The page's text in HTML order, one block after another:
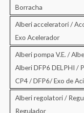
Borracha
Alberi acceleratori /
Exo Acelerador
Alberi pompa V.E. /
Alberi DFP6 DELPHI /
CP4 / DFP6/ Exo de
Alberi regolatori /
Regulador